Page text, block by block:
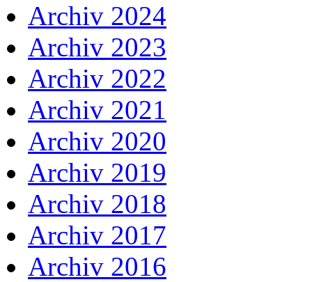
Archiv 2024
Archiv 2023
Archiv 2022
Archiv 2021
Archiv 2020
Archiv 2019
Archiv 2018
Archiv 2017
Archiv 2016